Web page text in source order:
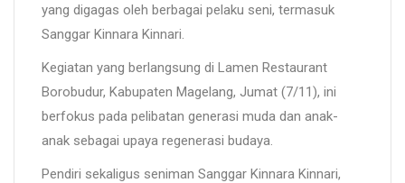
yang digagas oleh berbagai pelaku seni, termasuk
Sanggar Kinnara Kinnari.
Kegiatan yang berlangsung di Lamen Restaurant
Borobudur, Kabupaten Magelang, Jumat (7/11), ini
berfokus pada pelibatan generasi muda dan anak-
anak sebagai upaya regenerasi budaya.
Pendiri sekaligus seniman Sanggar Kinnara Kinnari,